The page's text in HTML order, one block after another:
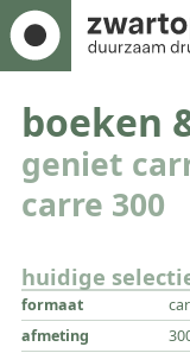
boeken
geniet
carre 300
huidige
formaat
afmeting